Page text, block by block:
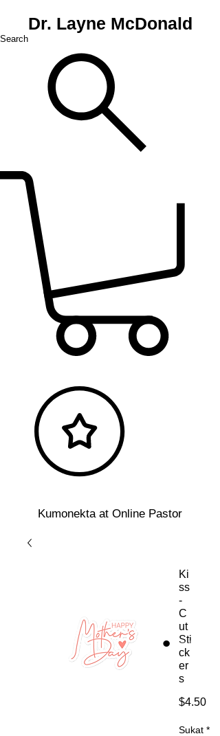
Dr. Layne McDonald
Search
Kumonekta at Online Pastor
Ki
ss
-
C
ut
Sti
ck
er
s
$4.50
Sukat *